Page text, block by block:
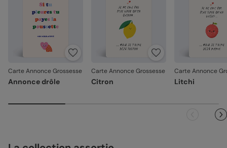
Carte Annonce Grossesse
Annonce drôle
Carte Annonce Grossesse
Citron
Carte Annonce
Litchi